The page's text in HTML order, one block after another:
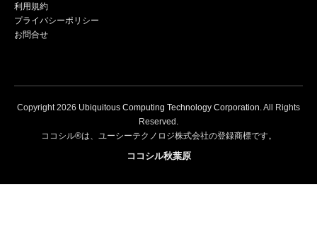
利用規約
プライバシーポリシー
お問合せ
Copyright2026 Ubiquitous Computing Technology Corporation . All Rights
Reserved.
ココシル®は、ユーシーテクノロジ株式会社の登録商標です。
ココシル秋葉原